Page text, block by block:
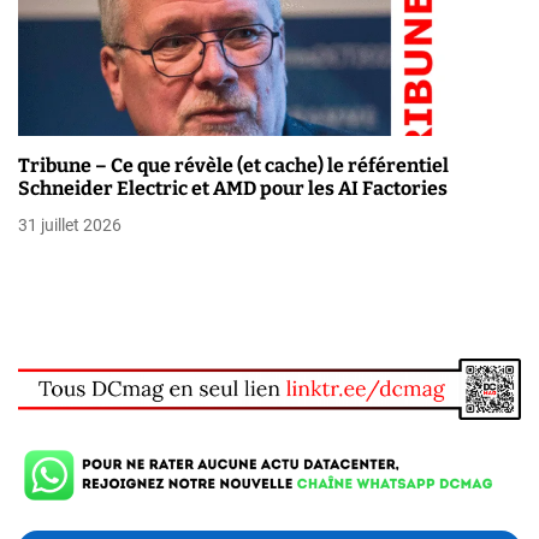
Tribune – Ce que révèle (et cache) le référentiel
Schneider Electric et AMD pour les AI Factories
31 juillet 2026